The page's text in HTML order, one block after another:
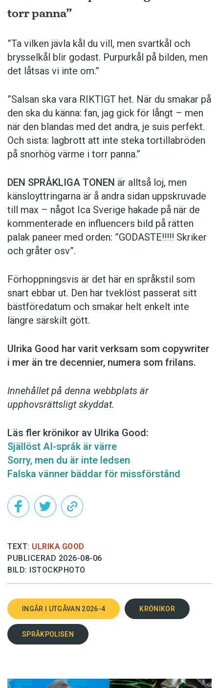
torr panna”
”Ta vilken jävla kål du vill, men svartkål och
brysselkål blir ­godast. ­Purpurkål på bilden, men
det låtsas vi inte om.”
”Salsan ska vara ­RIKTIGT het. När du smakar på
den ska du känna: fan, jag gick för långt – men
när den blandas med det andra, je suis perfekt.
Och sista: lagbrott att inte steka tortillabröden
på snorhög värme i torr panna.”
DEN SPRÅKLIGA TONEN är alltså loj, men
känsloyttringarna är å andra sidan uppskruvade
till max – något Ica Sverige hakade på när de
kommen­terade en influencers bild på rätten
palak paneer med orden: ­”GODASTE!!!!! Skriker
och gråter osv”.
Förhoppningsvis är det här en språkstil som
snart ebbar ut. Den har tveklöst passerat sitt
bästföredatum och smakar helt enkelt inte
längre särskilt gött.
Ulrika Good har varit verksam som copy­writer
i mer än tre decennier, numera som frilans.
Innehållet på denna webbplats är
upphovsrättsligt skyddat.
Läs fler krönikor av Ulrika Good:
Själlöst AI-språk är värre
Sorry, men du är inte ledsen
Falska vänner bäddar för missförstånd
TEXT: ULRIKA GOOD
PUBLICERAD 2026-08-06
BILD: ISTOCKPHOTO
INGÅR I UTGÅVAN 2026-4 KRÖNIKOR
SPRÅKPOLISEN